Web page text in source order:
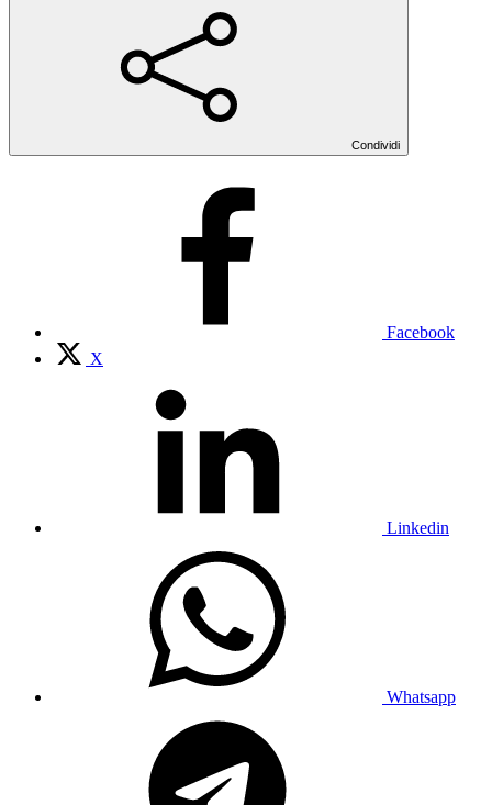
Condividi
Facebook
X
Linkedin
Whatsapp